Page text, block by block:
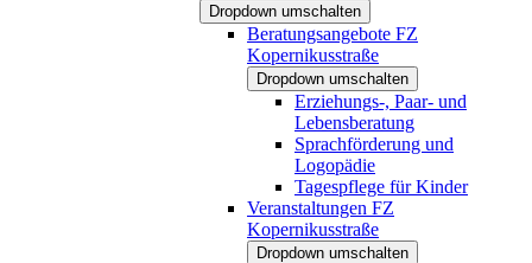
Dropdown umschalten
Beratungsangebote FZ
Kopernikusstraße
Dropdown umschalten
Erziehungs-, Paar- und
Lebensberatung
Sprachförderung und
Logopädie
Tagespflege für Kinder
Veranstaltungen FZ
Kopernikusstraße
Dropdown umschalten